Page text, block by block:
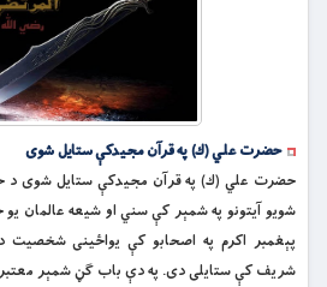
حضرت علي (ك) په قرآن مجيدكې ستايل شوى
حضرت علي (ك) په قرآن مجيدكې ستايل شوى د
شويو آيتونو په شمېر کې سني او شيعه عالمان
پېغمبر اکرم په اصحابو كې يواځينى
شريف كې ستايلى دى. په دې باب ګڼ شمېر